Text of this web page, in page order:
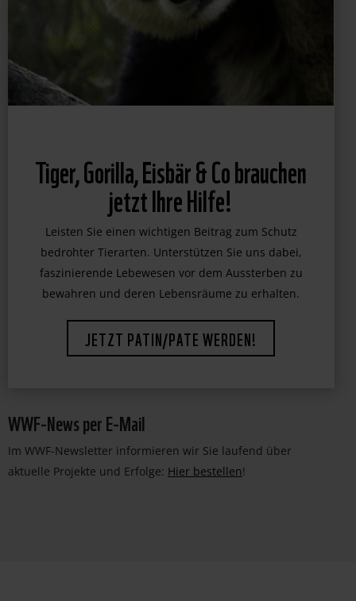
WWF-News per E-Mail
Im WWF-Newsletter informieren wir Sie laufend über
aktuelle Projekte und Erfolge: Hier bestellen!